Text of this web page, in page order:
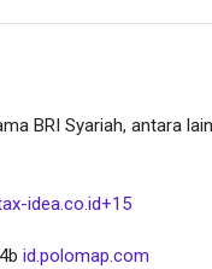
BRI Syariah, antara
idea.co.id+15
id.polomap.com